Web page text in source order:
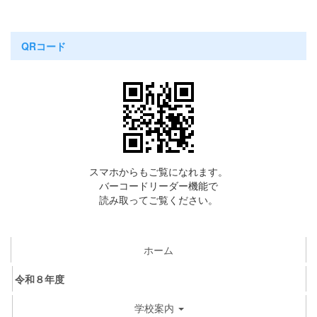
QRコード
スマホからもご覧になれます。
バーコードリーダー機能で
読み取ってご覧ください。
ホーム
令和８年度
学校案内